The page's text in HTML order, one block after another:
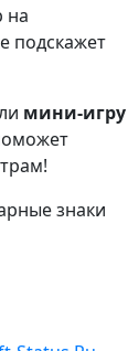
на
подскажет
мини-игру
знаки